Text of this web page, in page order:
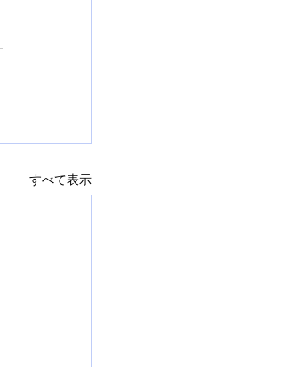
すべて表示